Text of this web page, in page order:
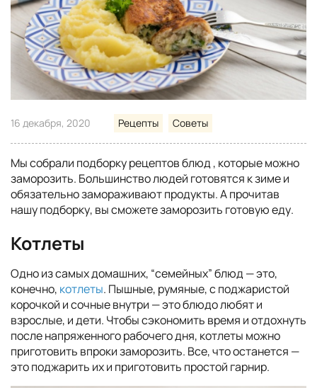
16 декабря, 2020 Рецепты Советы
Мы собрали подборку рецептов блюд , которые можно
заморозить. Большинство людей готовятся к зиме и
обязательно замораживают продукты. А прочитав
нашу подборку, вы сможете заморозить готовую еду.
Котлеты
Одно из самых домашних, “семейных” блюд — это,
конечно, котлеты. Пышные, румяные, с поджаристой
корочкой и сочные внутри — это блюдо любят и
взрослые, и дети. Чтобы сэкономить время и отдохнуть
после напряженного рабочего дня, котлеты можно
приготовить впроки заморозить. Все, что останется —
это поджарить их и приготовить простой гарнир.